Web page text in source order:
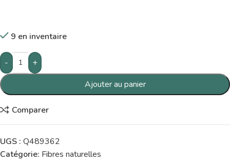
9 en inventaire
-
+
Ajouter au panier
Comparer
UGS : Q489362
Catégorie: Fibres naturelles